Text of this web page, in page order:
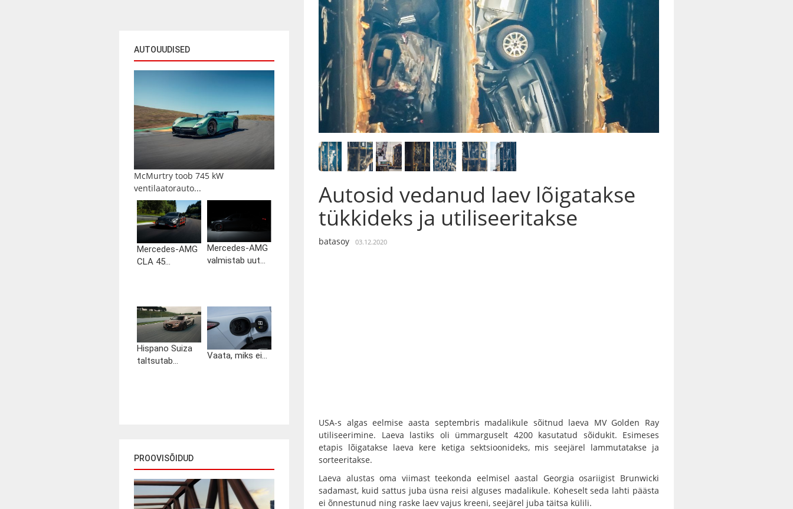
AUTOUUDISED
McMurtry toob 745 kW
ventilaatorauto...
Mercedes-AMG
CLA 45...
Mercedes-AMG
valmistab uut...
Hispano Suiza
taltsutab...
Vaata, miks ei...
PROOVISÕIDUD
Autosid vedanud laev lõigatakse
tükkideks ja utiliseeritakse
batasoy 03.12.2020
USA-s algas eelmise aasta septembris madalikule sõitnud laeva MV Golden Ray
utiliseerimine. Laeva lastiks oli ümmarguselt 4200 kasutatud sõidukit. Esimeses
etapis lõigatakse laeva kere ketiga sektsioonideks, mis seejärel lammutatakse ja
sorteeritakse.
Laeva alustas oma viimast teekonda eelmisel aastal Georgia osariigist Brunwicki
sadamast, kuid sattus juba üsna reisi alguses madalikule. Koheselt seda lahti päästa
ei õnnestunud ning raske laev vajus kreeni, seejärel juba täitsa külili.